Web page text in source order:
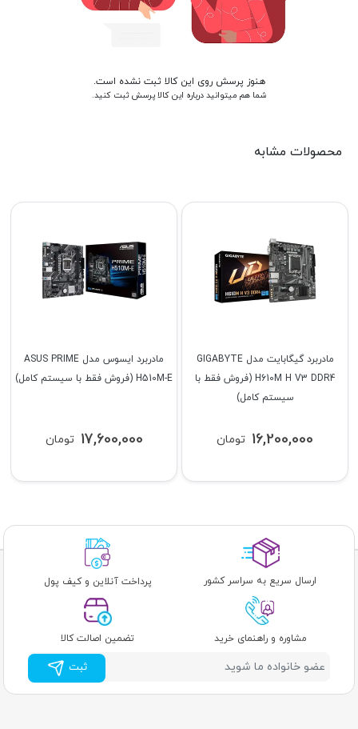
هنوز پرسش روی این کالا ثبت نشده است.
شما هم میتوانید درباره این کالا پرسش ثبت کنید.
محصولات مشابه
مادربرد ایسوس مدل ASUS PRIME
H510M-E (فروش فقط با سیستم کامل)
تومان 17,600,000
مادربرد گیگابایت مدل GIGABYTE
H610M H V3 DDR4 (فروش فقط با
سیستم کامل)
تومان 16,200,000
ارسال سریع به سراسر کشور پرداخت آنلاین و کیف پول
مشاوره و راهنمای خرید تضمین اصالت کالا
ثبت